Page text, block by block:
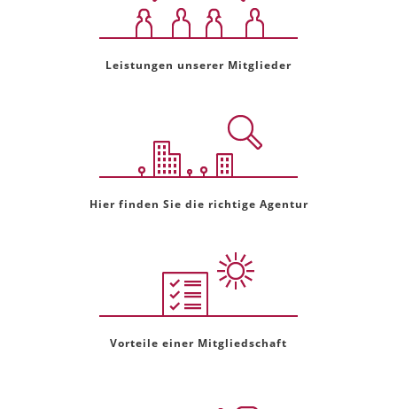
Leistungen unserer Mitglieder
Hier finden Sie die richtige Agentur
Vorteile einer Mitgliedschaft